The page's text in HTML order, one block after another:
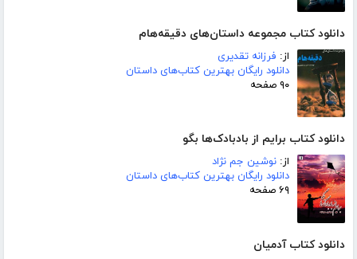
دانلود کتاب مجموعه داستان‌های دقیقه‌هام
از: فرزانه تقدیری
دانلود رایگان بهترین کتاب‌های داستان
۹۰ صفحه
دانلود کتاب برایم از بادبادک‌ها بگو
از: نوشین جم نژاد
دانلود رایگان بهترین کتاب‌های داستان
۶۹ صفحه
دانلود کتاب آدمیان